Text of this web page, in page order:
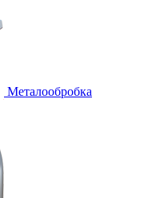
Металообробка